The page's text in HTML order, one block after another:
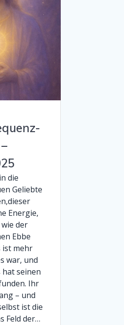
die
Geliebte
Energie,
der
Ebbe
ist mehr
war, und
hat seinen
Ihr
– und
ist die
Feld der…